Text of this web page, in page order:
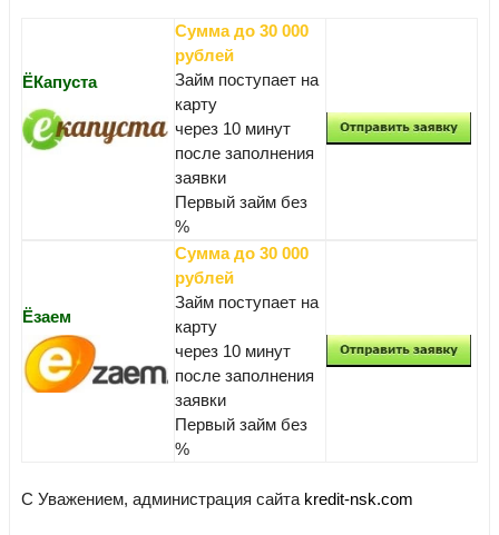
ЁКапуста
Сумма до 30 000
рублей
Займ поступает на
карту
через 10 минут
после заполнения
заявки
Первый займ без
%
Ёзаем
Сумма до 30 000
рублей
Займ поступает на
карту
через 10 минут
после заполнения
заявки
Первый займ без
%
С Уважением, администрация сайта kredit-nsk.com